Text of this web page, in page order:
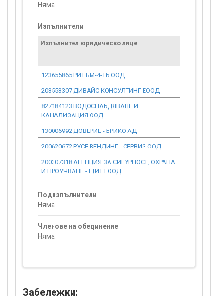
Няма
Изпълнители
Изпълнител юридическо лице
123655865 РИТЪМ-4-ТБ ООД
203553307 ДИВАЙС КОНСУЛТИНГ ЕООД
827184123 ВОДОСНАБДЯВАНЕ И
КАНАЛИЗАЦИЯ ООД
130006992 ДОВЕРИЕ - БРИКО АД
200620672 РУСЕ ВЕНДИНГ - СЕРВИЗ ООД
200307318 АГЕНЦИЯ ЗА СИГУРНОСТ, ОХРАНА
И ПРОУЧВАНЕ - ЩИТ ЕООД
Подизпълнители
Няма
Членове на обединение
Няма
Забележки: